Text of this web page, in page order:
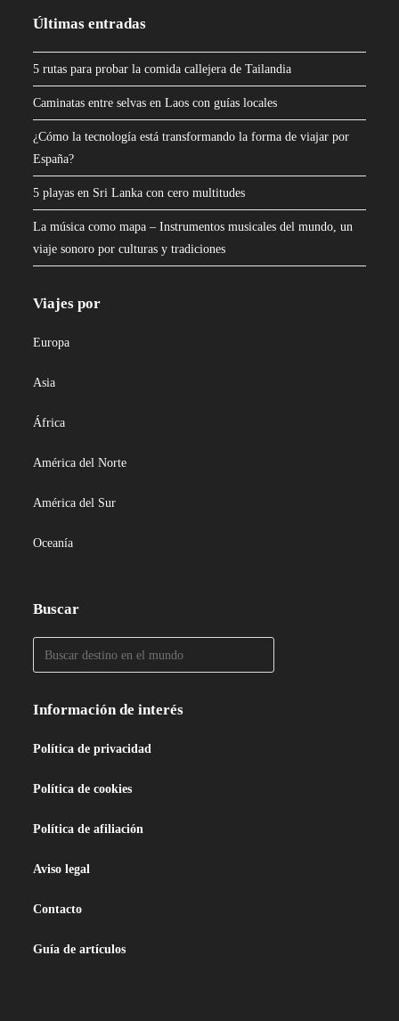
Últimas entradas
5 rutas para probar la comida callejera de Tailandia
Caminatas entre selvas en Laos con guías locales
¿Cómo la tecnología está transformando la forma de viajar por
España?
5 playas en Sri Lanka con cero multitudes
La música como mapa – Instrumentos musicales del mundo, un
viaje sonoro por culturas y tradiciones
Viajes por
Europa
Asia
África
América del Norte
América del Sur
Oceanía
Buscar
Información de interés
Política de privacidad
Política de cookies
Política de afiliación
Aviso legal
Contacto
Guía de artículos